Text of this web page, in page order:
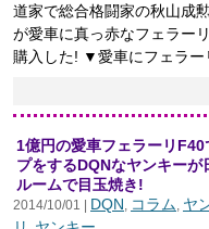
道家で総合格闘家の秋山成
が愛車に真っ赤なフェラー
購入した! ▼愛車にフェラー
1億円の愛車フェラーリ
プをするDQNなヤンキー
ルームで目玉焼き!
2014/10/01 | DQN, コラム, ヤ